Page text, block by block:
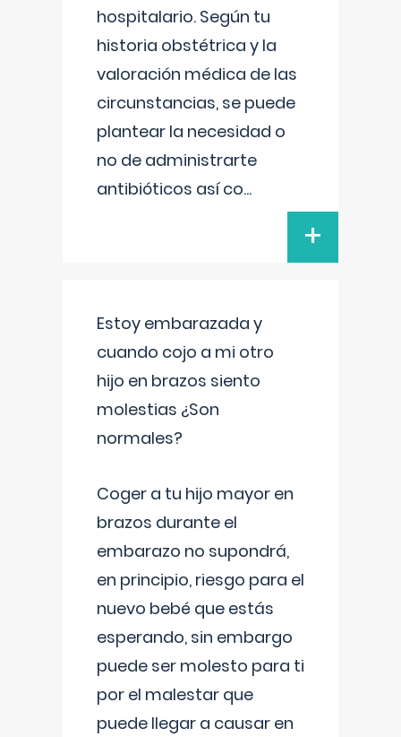
hospitalario. Según tu
historia obstétrica y la
valoración médica de las
circunstancias, se puede
plantear la necesidad o
no de administrarte
antibióticos así co...
+
Estoy embarazada y
cuando cojo a mi otro
hijo en brazos siento
molestias ¿Son
normales?
Coger a tu hijo mayor en
brazos durante el
embarazo no supondrá,
en principio, riesgo para el
nuevo bebé que estás
esperando, sin embargo
puede ser molesto para ti
por el malestar que
puede llegar a causar en